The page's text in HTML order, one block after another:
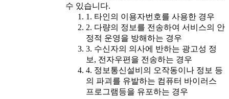
수 있습니다.
1. 타인의 이용자번호를 사용한 경우
2. 다량의 정보를 전송하여 서비스의 안
정적 운영을 방해하는 경우
3. 수신자의 의사에 반하는 광고성 정
보, 전자우편을 전송하는 경우
4. 정보통신설비의 오작동이나 정보 등
의 파괴를 유발하는 컴퓨터 바이러스
프로그램등을 유포하는 경우